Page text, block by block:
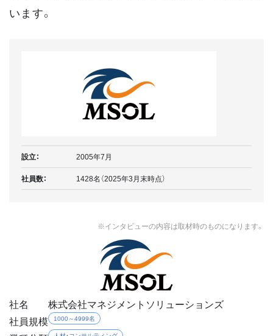
います。
設立：
2005年7月
社員数：
1428名（2025年3月末時点）
※インタビューの内容は取材時のものになります。
社名
株式会社マネジメントソリューションズ
社員規模
1000～4999名